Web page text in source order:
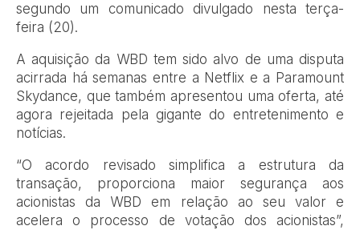
segundo um comunicado divulgado nesta terça-
feira (20).
A aquisição da WBD tem sido alvo de uma disputa
acirrada há semanas entre a Netflix e a Paramount
Skydance, que também apresentou uma oferta, até
agora rejeitada pela gigante do entretenimento e
notícias.
“O acordo revisado simplifica a estrutura da
transação, proporciona maior segurança aos
acionistas da WBD em relação ao seu valor e
acelera o processo de votação dos acionistas”,